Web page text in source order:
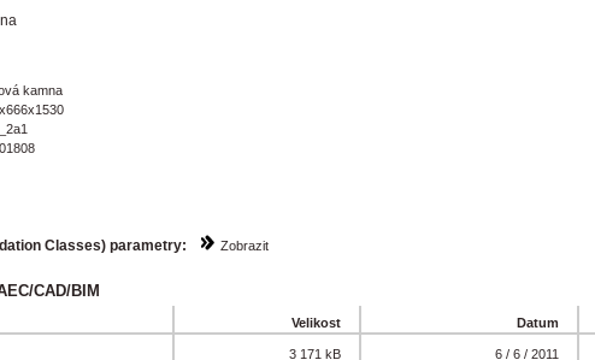
kamna
Classes) parametry: Zobrazit
CAD/BIM
Velikost Datum
3 171 kB 6 / 6 / 2011